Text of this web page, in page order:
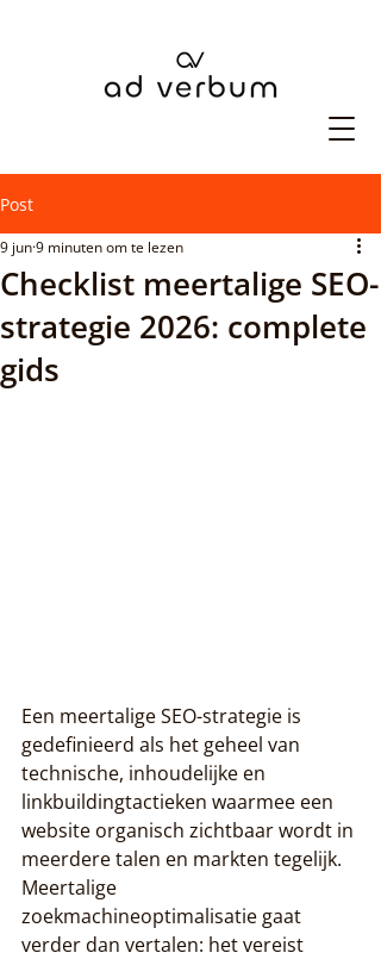
Post
Checklist meertalige SEO-
strategie 2026: complete
gids
9 jun9 minuten om te lezen
Een meertalige SEO-strategie is
gedefinieerd als het geheel van
technische, inhoudelijke en
linkbuildingtactieken waarmee een
website organisch zichtbaar wordt in
meerdere talen en markten tegelijk.
Meertalige
zoekmachineoptimalisatie gaat
verder dan vertalen: het vereist